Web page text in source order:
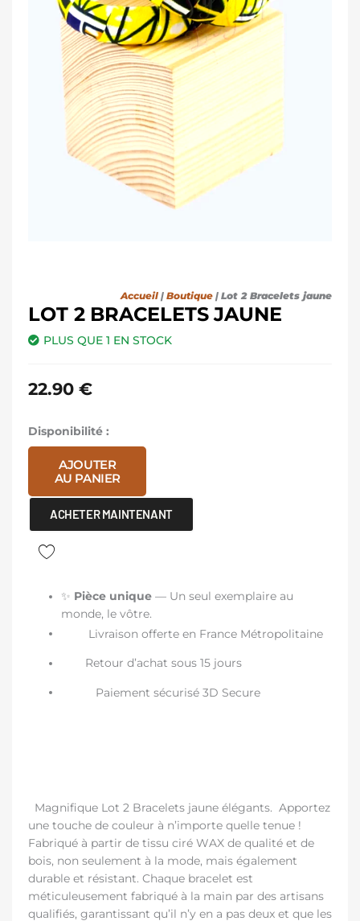
Accueil | Boutique | Lot 2 Bracelets jaune
LOT 2 BRACELETS JAUNE
PLUS QUE 1 EN STOCK
22.90 €
Disponibilité :
ACHETER MAINTENANT
quantité
de
Bracelets
jaune
AJOUTER
AU PANIER
✨ Pièce unique — Un seul exemplaire au
monde, le vôtre.
Livraison offerte en France Métropolitaine
Retour d’achat sous 15 jours
Paiement sécurisé 3D Secure
Magnifique Lot 2 Bracelets jaune élégants. Apportez
une touche de couleur à n’importe quelle tenue !
Fabriqué à partir de tissu ciré WAX de qualité et de
bois, non seulement à la mode, mais également
durable et résistant. Chaque bracelet est
méticuleusement fabriqué à la main par des artisans
qualifiés, garantissant qu’il n’y en a pas deux et que les